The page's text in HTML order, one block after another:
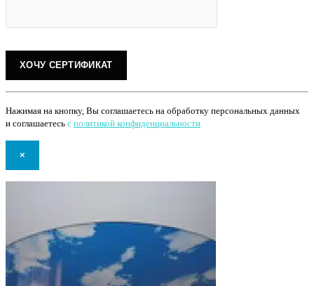
Нажимая на кнопку, Вы соглашаетесь на обработку персональных данных
и соглашаетесь с политикой конфиденциальности.
×